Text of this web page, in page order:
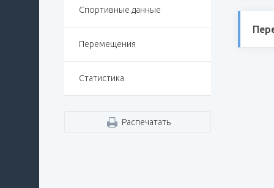
Спортивные данные
Перемещения
Статистика
Распечатать